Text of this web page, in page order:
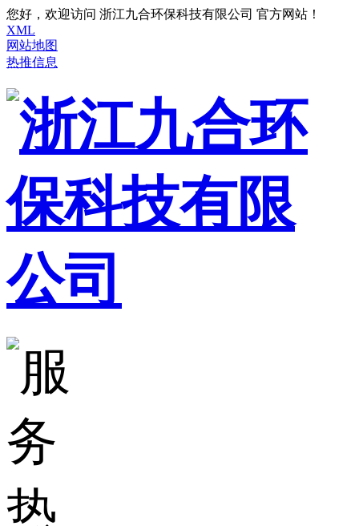
您好，欢迎访问 浙江九合环保科技有限公司 官方网站！
XML
网站地图
热推信息